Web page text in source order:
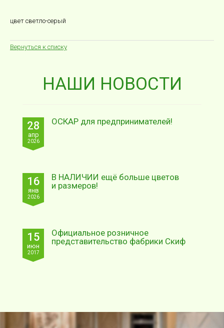
цвет светло-серый
Вернуться к списку
НАШИ НОВОСТИ
28
апр
2026
ОСКАР для предпринимателей!
16
янв
2026
В НАЛИЧИИ ещё больше цветов
и размеров!
15
июн
2017
Официальное розничное
представительство фабрики Скиф